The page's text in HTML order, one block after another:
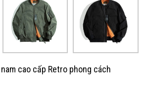
cao cấp Retro phong cách